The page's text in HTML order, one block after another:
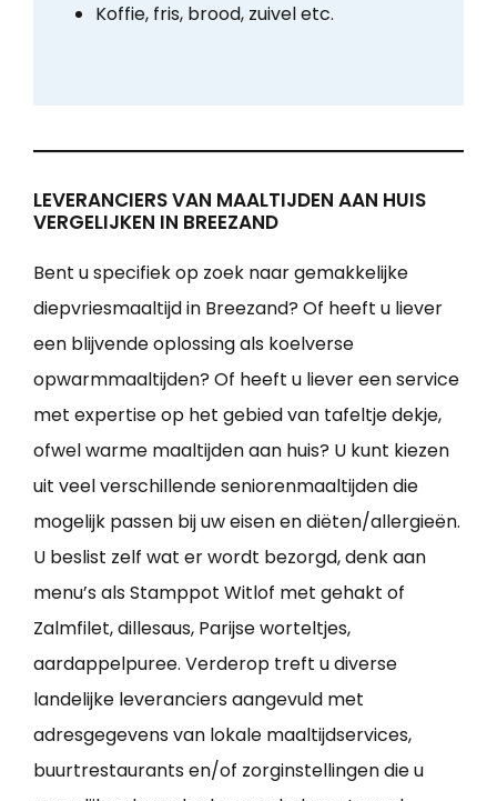
Koffie, fris, brood, zuivel etc.
LEVERANCIERS VAN MAALTIJDEN AAN HUIS
VERGELIJKEN IN BREEZAND
Bent u specifiek op zoek naar gemakkelijke
diepvriesmaaltijd in Breezand? Of heeft u liever
een blijvende oplossing als koelverse
opwarmmaaltijden? Of heeft u liever een service
met expertise op het gebied van tafeltje dekje,
ofwel warme maaltijden aan huis? U kunt kiezen
uit veel verschillende seniorenmaaltijden die
mogelijk passen bij uw eisen en diëten/allergieën.
U beslist zelf wat er wordt bezorgd, denk aan
menu’s als Stamppot Witlof met gehakt of
Zalmfilet, dillesaus, Parijse worteltjes,
aardappelpuree. Verderop treft u diverse
landelijke leveranciers aangevuld met
adresgegevens van lokale maaltijdservices,
buurtrestaurants en/of zorginstellingen die u